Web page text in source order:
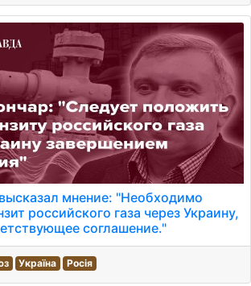
мнение: "Необходимо
российского газа через Украину,
соглашение."
Україна Росія